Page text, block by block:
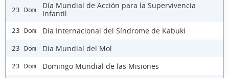
23 Dom
Día Mundial de Acción para la Supervivencia
Infantil
23 Dom Día Internacional del Síndrome de Kabuki
23 Dom Día Mundial del Mol
23 Dom Domingo Mundial de las Misiones